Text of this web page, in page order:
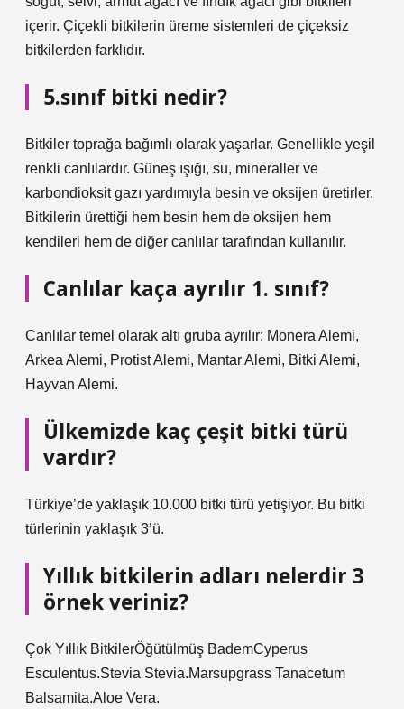
içerir. Çiçekli bitkilerin üreme sistemleri de çiçeksiz
bitkilerden farklıdır.
5.sınıf bitki nedir?
Bitkiler toprağa bağımlı olarak yaşarlar. Genellikle yeşil
renkli canlılardır. Güneş ışığı, su, mineraller ve
karbondioksit gazı yardımıyla besin ve oksijen üretirler.
Bitkilerin ürettiği hem besin hem de oksijen hem
kendileri hem de diğer canlılar tarafından kullanılır.
Canlılar kaça ayrılır 1. sınıf?
Canlılar temel olarak altı gruba ayrılır: Monera Alemi,
Arkea Alemi, Protist Alemi, Mantar Alemi, Bitki Alemi,
Hayvan Alemi.
Ülkemizde kaç çeşit bitki türü
vardır?
Türkiye’de yaklaşık 10.000 bitki türü yetişiyor. Bu bitki
türlerinin yaklaşık 3’ü.
Yıllık bitkilerin adları nelerdir 3
örnek veriniz?
Çok Yıllık BitkilerÖğütülmüş BademCyperus
Esculentus.Stevia Stevia.Marsupgrass Tanacetum
Balsamita.Aloe Vera.